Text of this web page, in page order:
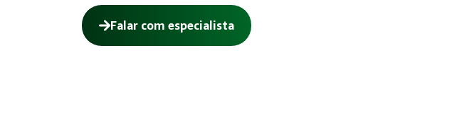
Falar com especialista